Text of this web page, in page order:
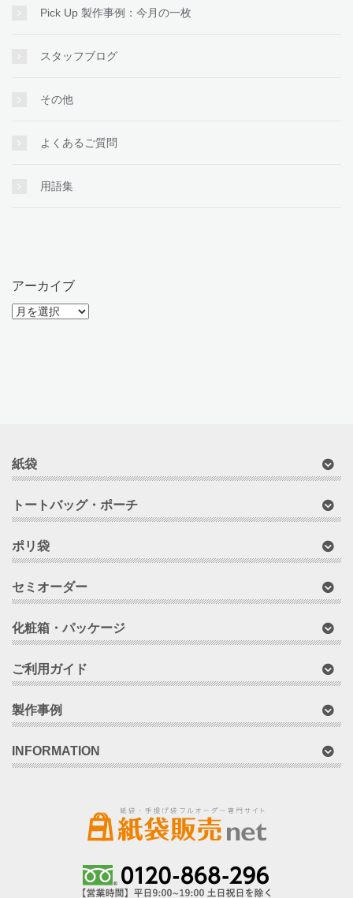
Pick Up 製作事例：今月の一枚
スタッフブログ
その他
よくあるご質問
用語集
アーカイブ
ア
紙袋
トートバッグ・ポーチ
ポリ袋
セミオーダー
化粧箱・パッケージ
ご利用ガイド
製作事例
INFORMATION